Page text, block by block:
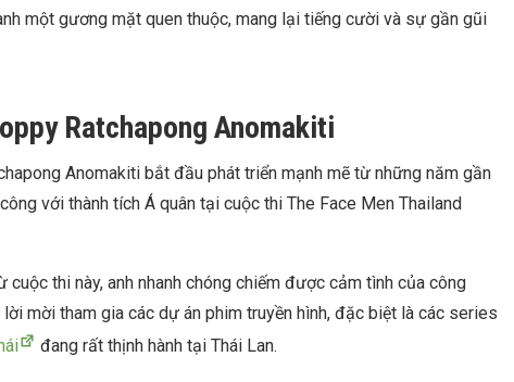
một gương mặt quen thuộc, mang lại tiếng cười và sự gần gũi
Ratchapong Anomakiti
Anomakiti bắt đầu phát triển mạnh mẽ từ những năm gần
với thành tích Á quân tại cuộc thi The Face Men Thailand
thi này, anh nhanh chóng chiếm được cảm tình của công
mời tham gia các dự án phim truyền hình, đặc biệt là các series
đang rất thịnh hành tại Thái Lan.